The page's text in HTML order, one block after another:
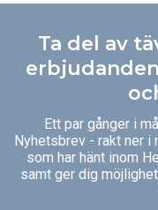
Ta del av
Ett par gånger i
Nyhetsbrev - rakt ner i
som har hänt inom
samt ger dig